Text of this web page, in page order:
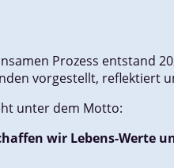
Prozess entstand
vorgestellt, reflektiert
unter dem Motto:
wir Lebens-Werte